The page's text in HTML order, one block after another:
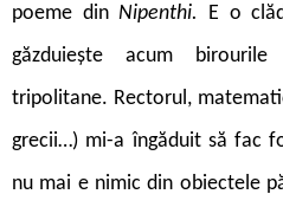
poeme dinNipenthi.
E o
găzduiește acum birourile
tripolitane. Rectorul,
grecii…) mi-a îngăduit să fac
nu mai e nimic din obiectele